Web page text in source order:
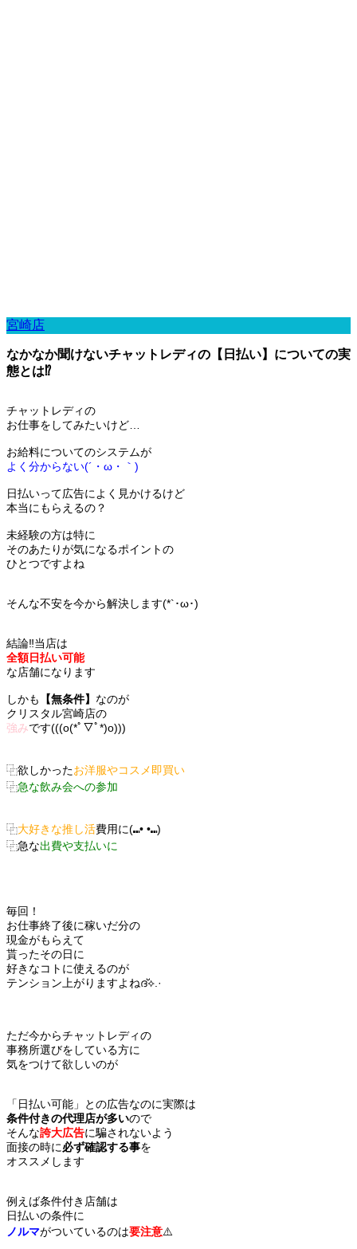
宮崎店
なかなか聞けないチャットレディの【日払い】についての実
態とは⁉️
チャットレディの
お仕事をしてみたいけど…
お給料についてのシステムが
よく分からない(´・ω・｀)
日払いって広告によく見かけるけど
本当にもらえるの？
未経験の方は特に
そのあたりが気になるポイントの
ひとつですよね
そんな不安を今から解決します(*`･ω･)ゞ
結論‼️当店は
全額日払い可能
な店舗になります
しかも 【無条件】 なのが
クリスタル宮崎店の
強みです(((o(*ﾟ▽ﾟ*)o)))
‪⿻‬欲しかったお洋服やコスメ即買い
急な飲み会への参加
大好きな推し活費用に(⑉• •⑉)
‪⿻‬急な出費や支払いに
毎回！
お仕事終了後に稼いだ分の
現金がもらえて
貰ったその日に
好きなコトに使えるのが
テンション上がりますよねദ്︎︎⟡.·
ただ今からチャットレディの
事務所選びをしている方に
気をつけて欲しいのが
「日払い可能」との広告なのに実際は
条件付きの代理店が多いので
そんな誇大広告に騙されないよう
面接の時に必ず確認する事を
オススメします
例えば条件付き店舗は
日払いの条件に
ノルマがついているのは要注意⚠️